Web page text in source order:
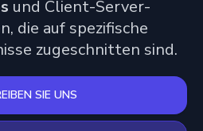
und Client-Server-
die auf spezifische
zugeschnitten sind.
SIE UNS